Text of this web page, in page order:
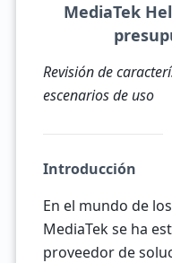
MediaTek
Revisión de
escenarios de uso
Introducción
En el mundo de
MediaTek se ha
proveedor de